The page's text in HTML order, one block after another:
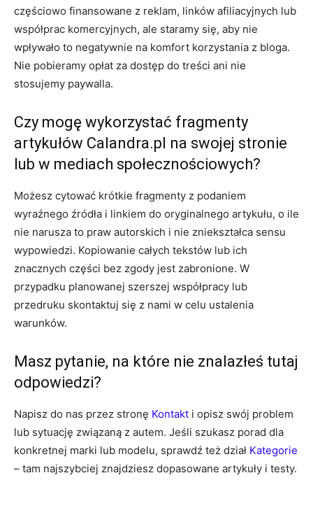
częściowo finansowane z reklam, linków afiliacyjnych lub
współprac komercyjnych, ale staramy się, aby nie
wpływało to negatywnie na komfort korzystania z bloga.
Nie pobieramy opłat za dostęp do treści ani nie
stosujemy paywalla.
Czy mogę wykorzystać fragmenty
artykułów Calandra.pl na swojej stronie
lub w mediach społecznościowych?
Możesz cytować krótkie fragmenty z podaniem
wyraźnego źródła i linkiem do oryginalnego artykułu, o ile
nie narusza to praw autorskich i nie zniekształca sensu
wypowiedzi. Kopiowanie całych tekstów lub ich
znacznych części bez zgody jest zabronione. W
przypadku planowanej szerszej współpracy lub
przedruku skontaktuj się z nami w celu ustalenia
warunków.
Masz pytanie, na które nie znalazłeś tutaj
odpowiedzi?
Napisz do nas przez stronę Kontakt i opisz swój problem
lub sytuację związaną z autem. Jeśli szukasz porad dla
konkretnej marki lub modelu, sprawdź też dział Kategorie
– tam najszybciej znajdziesz dopasowane artykuły i testy.